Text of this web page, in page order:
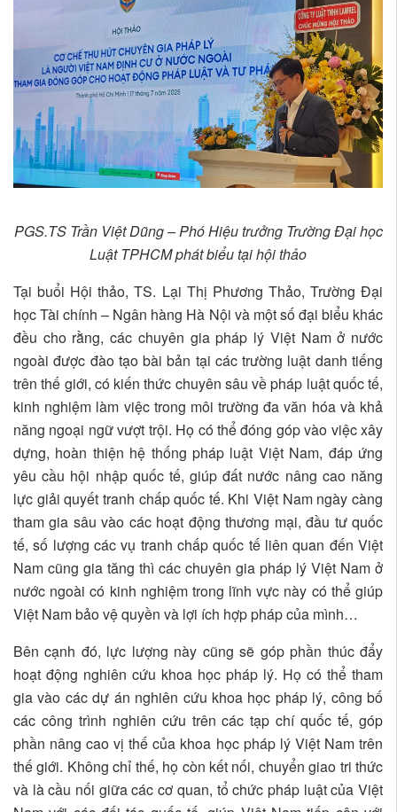
PGS.TS Trần Việt Dũng – Phó Hiệu trưởng Trường Đại học
Luật TPHCM phát biểu tại hội thảo
Tại buổi Hội thảo, TS. Lại Thị Phương Thảo, Trường Đại
học Tài chính – Ngân hàng Hà Nội và một số đại biểu khác
đều cho rằng, các chuyên gia pháp lý Việt Nam ở nước
ngoài được đào tạo bài bản tại các trường luật danh tiếng
trên thế giới, có kiến thức chuyên sâu về pháp luật quốc tế,
kinh nghiệm làm việc trong môi trường đa văn hóa và khả
năng ngoại ngữ vượt trội. Họ có thể đóng góp vào việc xây
dựng, hoàn thiện hệ thống pháp luật Việt Nam, đáp ứng
yêu cầu hội nhập quốc tế, giúp đất nước nâng cao năng
lực giải quyết tranh chấp quốc tế. Khi Việt Nam ngày càng
tham gia sâu vào các hoạt động thương mại, đầu tư quốc
tế, số lượng các vụ tranh chấp quốc tế liên quan đến Việt
Nam cũng gia tăng thì các chuyên gia pháp lý Việt Nam ở
nước ngoài có kinh nghiệm trong lĩnh vực này có thể giúp
Việt Nam bảo vệ quyền và lợi ích hợp pháp của mình…
Bên cạnh đó, lực lượng này cũng sẽ góp phần thúc đẩy
hoạt động nghiên cứu khoa học pháp lý. Họ có thể tham
gia vào các dự án nghiên cứu khoa học pháp lý, công bố
các công trình nghiên cứu trên các tạp chí quốc tế, góp
phần nâng cao vị thế của khoa học pháp lý Việt Nam trên
thế giới. Không chỉ thế, họ còn kết nối, chuyển giao tri thức
và là cầu nối giữa các cơ quan, tổ chức pháp luật của Việt